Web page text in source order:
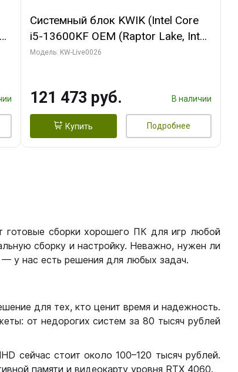
Системный блок KWIK (Intel Core
i5-13600KF OEM (Raptor Lake, Intel
7, C14 8EC/6PC/ 32 ГБ ОЗУ (2
960 ГБ SSD)
Модель: KW-Live0026
121 473 руб. В наличии
Купить Подробнее
готовые сборки хорошего ПК для игр любой
сборку и настройку. Неважно, нужен ли
у нас есть решения для любых задач.
для тех, кто ценит время и надежность.
от недорогих систем за 80 тысяч рублей
сейчас стоит около 100–120 тысяч рублей.
памяти и видеокарту уровня RTX 4060.